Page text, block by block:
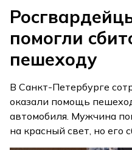
помогли
пешеходу
В Санкт-Петербурге
оказали помощь
автомобиля. Мужчина
на красный свет, но его